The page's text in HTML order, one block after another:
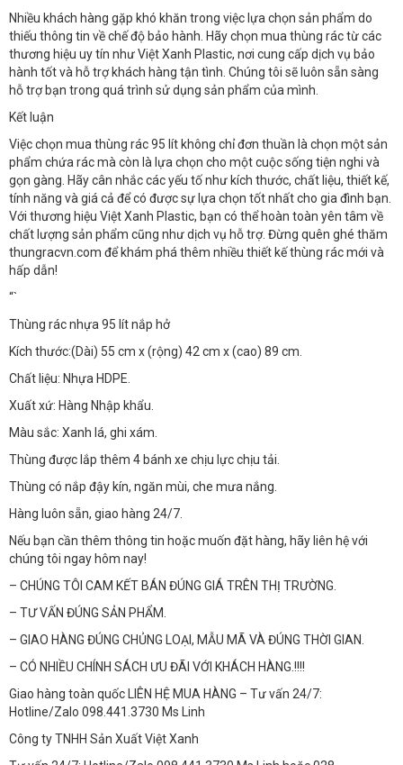
Nhiều khách hàng gặp khó khăn trong việc lựa chọn sản phẩm do
thiếu thông tin về chế độ bảo hành. Hãy chọn mua thùng rác từ các
thương hiệu uy tín như Việt Xanh Plastic, nơi cung cấp dịch vụ bảo
hành tốt và hỗ trợ khách hàng tận tình. Chúng tôi sẽ luôn sẵn sàng
hỗ trợ bạn trong quá trình sử dụng sản phẩm của mình.
Kết luận
Việc chọn mua thùng rác 95 lít không chỉ đơn thuần là chọn một sản
phẩm chứa rác mà còn là lựa chọn cho một cuộc sống tiện nghi và
gọn gàng. Hãy cân nhắc các yếu tố như kích thước, chất liệu, thiết kế,
tính năng và giá cả để có được sự lựa chọn tốt nhất cho gia đình bạn.
Với thương hiệu Việt Xanh Plastic, bạn có thể hoàn toàn yên tâm về
chất lượng sản phẩm cũng như dịch vụ hỗ trợ. Đừng quên ghé thăm
thungracvn.com để khám phá thêm nhiều thiết kế thùng rác mới và
hấp dẫn!
“`
Thùng rác nhựa 95 lít nắp hở
Kích thước:(Dài) 55 cm x (rộng) 42 cm x (cao) 89 cm.
Chất liệu: Nhựa HDPE.
Xuất xứ: Hàng Nhập khẩu.
Màu sắc: Xanh lá, ghi xám.
Thùng được lắp thêm 4 bánh xe chịu lực chịu tải.
Thùng có nắp đậy kín, ngăn mùi, che mưa nắng.
Hàng luôn sẵn, giao hàng 24/7.
Nếu bạn cần thêm thông tin hoặc muốn đặt hàng, hãy liên hệ với
chúng tôi ngay hôm nay!
– CHÚNG TÔI CAM KẾT BÁN ĐÚNG GIÁ TRÊN THỊ TRƯỜNG.
– TƯ VẤN ĐÚNG SẢN PHẨM.
– GIAO HÀNG ĐÚNG CHỦNG LOẠI, MẪU MÃ VÀ ĐÚNG THỜI GIAN.
– CÓ NHIỀU CHÍNH SÁCH ƯU ĐÃI VỚI KHÁCH HÀNG.!!!!
Giao hàng toàn quốc LIÊN HỆ MUA HÀNG – Tư vấn 24/7:
Hotline/Zalo 098.441.3730 Ms Linh
Công ty TNHH Sản Xuất Việt Xanh